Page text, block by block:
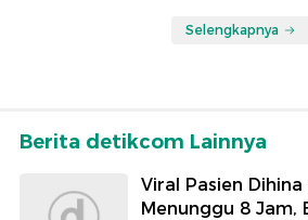
Selengkapnya
Berita detikcom Lainnya
Viral Pasien
Menunggu 8 Jam,